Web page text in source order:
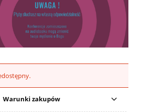
Warunki zakupów